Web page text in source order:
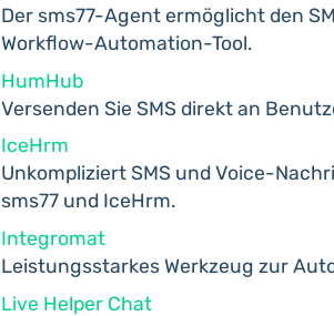
Der sms77-Agent ermöglicht den
Workflow-Automation-Tool.
HumHub
Versenden Sie SMS direkt an
IceHrm
Unkompliziert SMS und Voice-
sms77 und IceHrm.
Integromat
Leistungsstarkes Werkzeug zur
Live Helper Chat